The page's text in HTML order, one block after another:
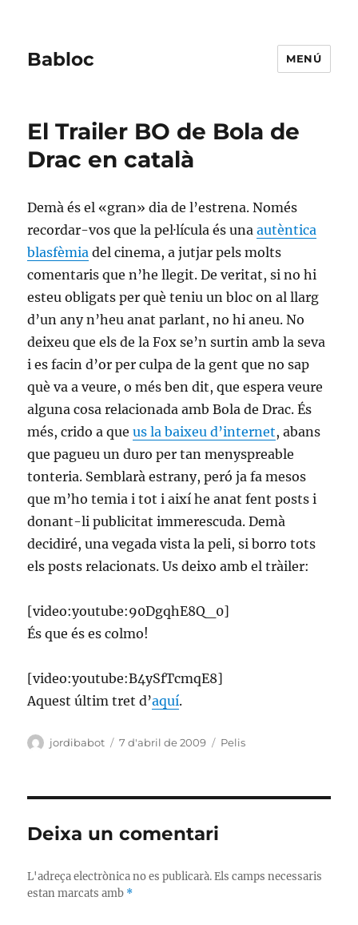
Babloc MENÚ
El Trailer BO de Bola de
Drac en català
Demà és el «gran» dia de l’estrena. Només
recordar-vos que la pel·lícula és unaautèntica
blasfèmia del cinema, a jutjar pels molts
comentaris que n’he llegit. De veritat, si no hi
esteu obligats per què teniu un bloc on al llarg
d’un any n’heu anat parlant, no hi aneu. No
deixeu que els de la Fox se’n surtin amb la seva
i es facin d’or per culpa de la gent que no sap
què va a veure, o més ben dit, que espera veure
alguna cosa relacionada amb Bola de Drac. És
més, crido a queus la baixeu d’internet, abans
que pagueu un duro per tan menyspreable
tonteria. Semblarà estrany, peró ja fa mesos
que m’ho temia i tot i així he anat fent posts i
donant-li publicitat immerescuda. Demà
decidiré, una vegada vista la peli, si borro tots
els posts relacionats. Us deixo amb el tràiler:
[video:youtube:90DgqhE8Q_0]
És que és es colmo!
[video:youtube:B4ySfTcmqE8]
Aquest últim tret d’aquí.
Autor
jordibabot
Publicat
7 d'abril de 2009 Categories
Pelis
Deixa un comentari
L'adreça electrònica no es publicarà. Els camps necessaris
estan marcats amb *